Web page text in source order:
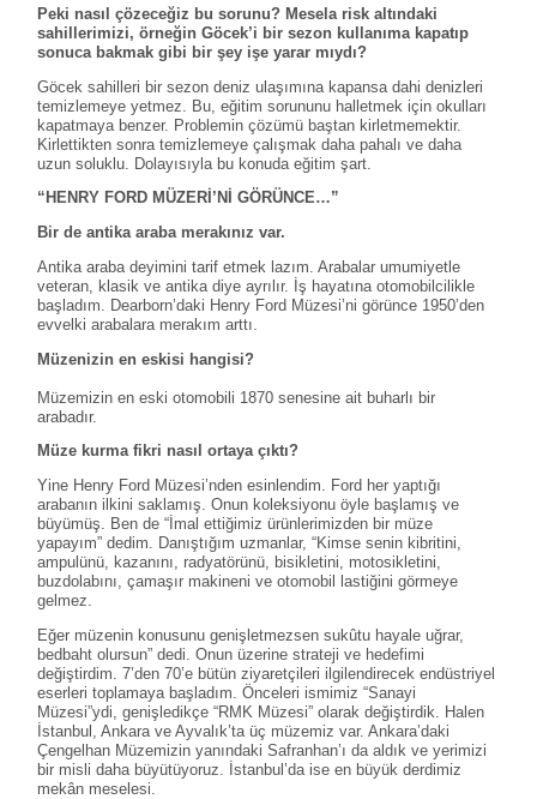
Peki nasıl çözeceğiz bu sorunu? Mesela risk altındaki
sahillerimizi, örneğin Göcek’i bir sezon kullanıma kapatıp
sonuca bakmak gibi bir şey işe yarar mıydı?
Göcek sahilleri bir sezon deniz ulaşımına kapansa dahi denizleri
temizlemeye yetmez. Bu, eğitim sorununu halletmek için okulları
kapatmaya benzer. Problemin çözümü baştan kirletmemektir.
Kirlettikten sonra temizlemeye çalışmak daha pahalı ve daha
uzun soluklu. Dolayısıyla bu konuda eğitim şart.
“HENRY FORD MÜZERİ’Nİ GÖRÜNCE…”
Bir de antika araba merakınız var.
Antika araba deyimini tarif etmek lazım. Arabalar umumiyetle
veteran, klasik ve antika diye ayrılır. İş hayatına otomobilcilikle
başladım. Dearborn’daki Henry Ford Müzesi’ni görünce 1950’den
evvelki arabalara merakım arttı.
Müzenizin en eskisi hangisi?
Müzemizin en eski otomobili 1870 senesine ait buharlı bir
arabadır.
Müze kurma fikri nasıl ortaya çıktı?
Yine Henry Ford Müzesi’nden esinlendim. Ford her yaptığı
arabanın ilkini saklamış. Onun koleksiyonu öyle başlamış ve
büyümüş. Ben de “İmal ettiğimiz ürünlerimizden bir müze
yapayım” dedim. Danıştığım uzmanlar, “Kimse senin kibritini,
ampulünü, kazanını, radyatörünü, bisikletini, motosikletini,
buzdolabını, çamaşır makineni ve otomobil lastiğini görmeye
gelmez.
Eğer müzenin konusunu genişletmezsen sukûtu hayale uğrar,
bedbaht olursun” dedi. Onun üzerine strateji ve hedefimi
değiştirdim. 7’den 70’e bütün ziyaretçileri ilgilendirecek endüstriyel
eserleri toplamaya başladım. Önceleri ismimiz “Sanayi
Müzesi”ydi, genişledikçe “RMK Müzesi” olarak değiştirdik. Halen
İstanbul, Ankara ve Ayvalık’ta üç müzemiz var. Ankara’daki
Çengelhan Müzemizin yanındaki Safranhan’ı da aldık ve yerimizi
bir misli daha büyütüyoruz. İstanbul’da ise en büyük derdimiz
mekân meselesi.